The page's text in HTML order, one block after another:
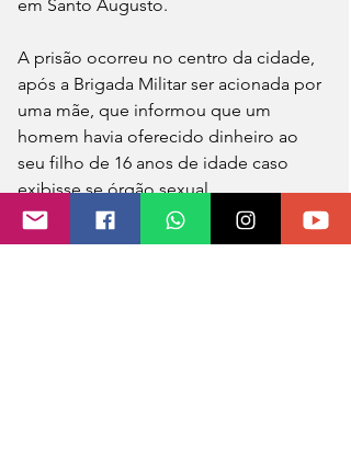
em Santo Augusto.
A prisão ocorreu no centro da cidade,
após a Brigada Militar ser acionada por
uma mãe, que informou que um
homem havia oferecido dinheiro ao
seu filho de 16 anos de idade caso
exibisse se órgão sexual.
O jovem filmou o homem fazendo a